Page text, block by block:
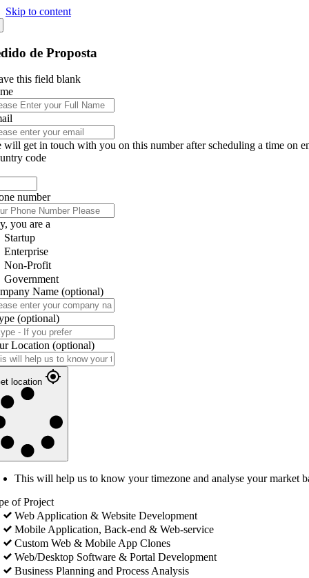
Skip to content
de Proposta
this field blank
will get in touch with you on this number after scheduling a time on
code
number
you are a
Startup
Enterprise
Non-Profit
Government
Name (optional)
(optional)
Location (optional)
location
This will help us to know your timezone and analyse your market
of Project
Web Application & Website Development
Mobile Application, Back-end & Web-service
Custom Web & Mobile App Clones
Web/Desktop Software & Portal Development
Business Planning and Process Analysis